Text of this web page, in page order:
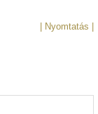
| Nyomtatás |